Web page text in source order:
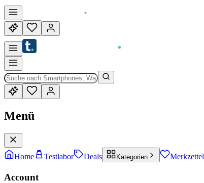
Menü
Home Testlabor Deals Kategorien Merkzettel
Account